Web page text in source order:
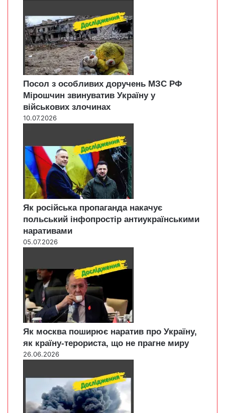
Посол з особливих доручень МЗС РФ
Мірошчин звинуватив Україну у
військових злочинах
10.07.2026
Як російська пропаганда накачує
польський інфопростір антиукраїнськими
наративами
05.07.2026
Як москва поширює наратив про Україну,
як країну-терориста, що не прагне миру
26.06.2026